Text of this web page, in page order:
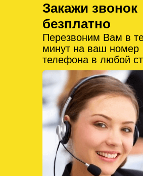
Закажи звонок
безплатно
Перезвоним Вам в
минут на ваш номер
телефона в любой